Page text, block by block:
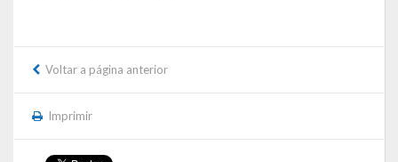
Voltar a página anterior
Imprimir